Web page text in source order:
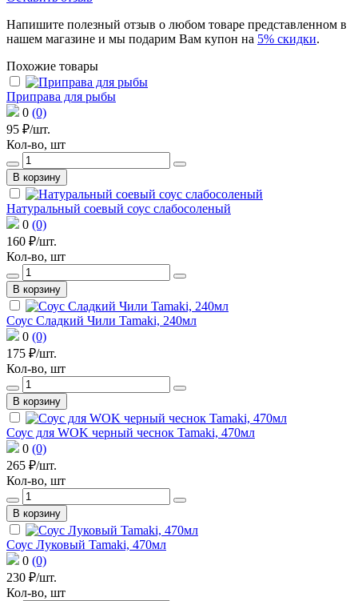
Напишите полезный отзыв о любом товаре представленном в
нашем магазине и мы подарим Вам купон на 5% скидки.
Похожие товары
Приправа для рыбы
0 (0)
95 ₽/шт.
Кол-во, шт
В корзину
Натуральный соевый соус слабосоленый
0 (0)
160 ₽/шт.
Кол-во, шт
В корзину
Соус Сладкий Чили Tamaki, 240мл
0 (0)
175 ₽/шт.
Кол-во, шт
В корзину
Соус для WOK черный чеснок Tamaki, 470мл
0 (0)
265 ₽/шт.
Кол-во, шт
В корзину
Соус Луковый Tamaki, 470мл
0 (0)
230 ₽/шт.
Кол-во, шт